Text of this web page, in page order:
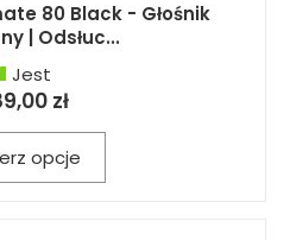
80 Black - Głośnik
| Odsłuc...
Jest
zł
opcje